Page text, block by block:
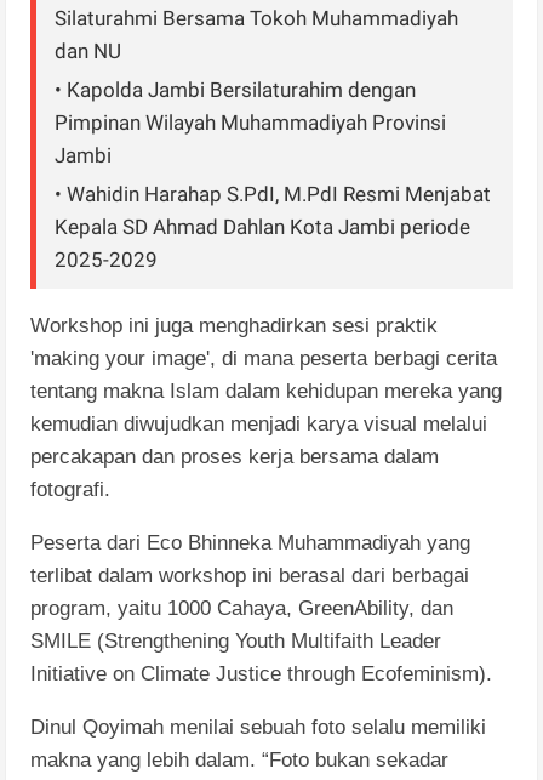
Silaturahmi Bersama Tokoh Muhammadiyah
dan NU
• Kapolda Jambi Bersilaturahim dengan
Pimpinan Wilayah Muhammadiyah Provinsi
Jambi
• Wahidin Harahap S.PdI, M.PdI Resmi Menjabat
Kepala SD Ahmad Dahlan Kota Jambi periode
2025-2029
Workshop ini juga menghadirkan sesi praktik
'making your image', di mana peserta berbagi cerita
tentang makna Islam dalam kehidupan mereka yang
kemudian diwujudkan menjadi karya visual melalui
percakapan dan proses kerja bersama dalam
fotografi.
Peserta dari Eco Bhinneka Muhammadiyah yang
terlibat dalam workshop ini berasal dari berbagai
program, yaitu 1000 Cahaya, GreenAbility, dan
SMILE (Strengthening Youth Multifaith Leader
Initiative on Climate Justice through Ecofeminism).
Dinul Qoyimah menilai sebuah foto selalu memiliki
makna yang lebih dalam. “Foto bukan sekadar